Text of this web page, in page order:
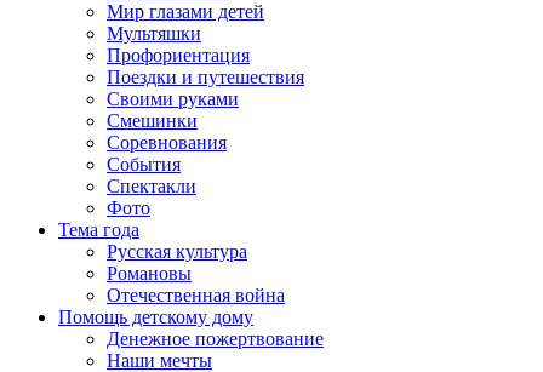
Мир глазами детей
Мультяшки
Профориентация
Поездки и путешествия
Своими руками
Смешинки
Соревнования
События
Спектакли
Фото
Тема года
Русская культура
Романовы
Отечественная война
Помощь детскому дому
Денежное пожертвование
Наши мечты